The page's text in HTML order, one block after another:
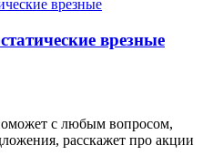
врезные
с любым вопросом,
расскажет про акции